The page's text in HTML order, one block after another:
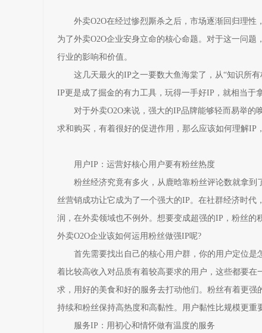
外卖O2O在经过惨烈厮杀之后，市场逐渐回归理性
为了外卖O2O企业安身立命的核心命题。对于这一问
行业的影响和价值。
这几天最火的IP之一要数大鱼海棠了，从“知识所有
IP更是成了掘金的有力工具，玩得一手好IP，就相当于
对于外卖O2O来说，强大的IP品牌能够轻而易举的
求和购买，有着很好的促进作用，那么应该如何理解IP
用户IP：运营好核心用户要有粉丝热度
粉丝经济究竟有多火，从鹿晗靠粉丝评论数就拿到
丝营销成功让它成为了一个强大的IP。在社群经济时
润，在外卖领域也不例外。想要变成超强的IP，粉丝
外卖O2O企业该如何运用粉丝做强IP呢?
首先需要找出自己的核心用户群，你的用户定位是
着比较高收入对品质有着较高要求的用户，这些都要
求，用好的美食和好的服务去打动他们。粉丝有着更
持续和粉丝保持高热度和高黏性。用户黏性比规模更重
服务IP：用初心和情怀做有温度的服务